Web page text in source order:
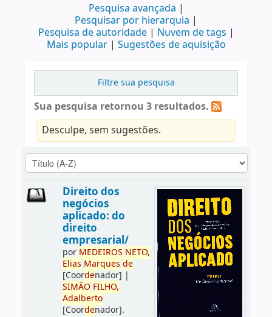
Pesquisa avançada
Pesquisar por hierarquia
Pesquisa de autoridade
Nuvem de tags
Mais popular
Sugestões de aquisição
Filtre sua pesquisa
Sua pesquisa retornou 3 resultados.
Desculpe, sem sugestões.
Direito dos
negócios
aplicado: do
direito
empresarial/
por MEDEIROS NETO,
Elias Marques de
[Coordenador] |
SIMÃO FILHO,
Adalberto
[Coordenador].